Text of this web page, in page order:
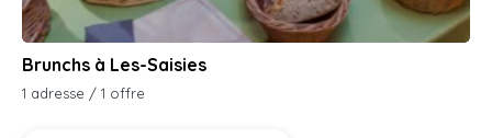
Brunchs à Les-Saisies
1 adresse / 1 offre